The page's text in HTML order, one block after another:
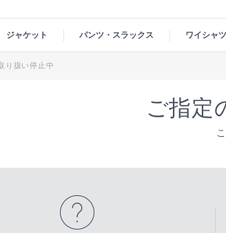
ジャケット パンツ・スラックス ワイシャツ
り扱い停止中
ご指定